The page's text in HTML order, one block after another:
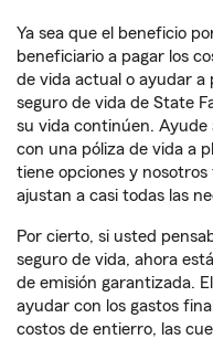
Ya sea que el beneficio
beneficiario a pagar los
de vida actual o ayudar a
seguro de vida de State
su vida continúen.
con una póliza de vida a
tiene opciones y
ajustan a casi todas las
Por cierto, si usted
seguro de vida, ahora
de emisión garantizada.
ayudar con los gastos
costos de entierro, las